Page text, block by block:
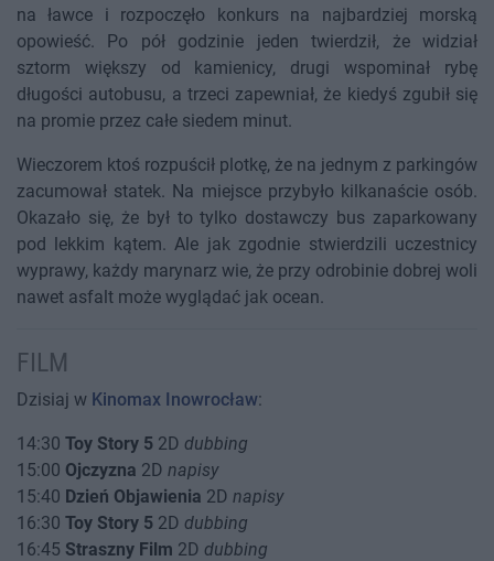
na ławce i rozpoczęło konkurs na najbardziej morską
opowieść. Po pół godzinie jeden twierdził, że widział
sztorm większy od kamienicy, drugi wspominał rybę
długości autobusu, a trzeci zapewniał, że kiedyś zgubił się
na promie przez całe siedem minut.
Wieczorem ktoś rozpuścił plotkę, że na jednym z parkingów
zacumował statek. Na miejsce przybyło kilkanaście osób.
Okazało się, że był to tylko dostawczy bus zaparkowany
pod lekkim kątem. Ale jak zgodnie stwierdzili uczestnicy
wyprawy, każdy marynarz wie, że przy odrobinie dobrej woli
nawet asfalt może wyglądać jak ocean.
FILM
Dzisiaj w Kinomax Inowrocław:
14:30 Toy Story 5 2D dubbing
15:00 Ojczyzna 2D napisy
15:40 Dzień Objawienia 2D napisy
16:30 Toy Story 5 2D dubbing
16:45 Straszny Film 2D dubbing